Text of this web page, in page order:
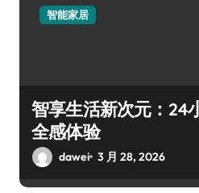
智能家居
智享生活新次元：24
全感体验
dawei 3 月 28, 2026